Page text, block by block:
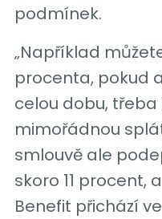
podmínek.
„Například
procenta, pokud
celou dobu, třeba
mimořádnou
smlouvě ale
skoro 11 procent,
Benefit přichází